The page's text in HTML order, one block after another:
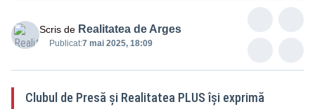
Scris de Realitatea de Arges
Publicat:7 mai 2025, 18:09
Clubul de Presă și Realitatea PLUS își exprimă